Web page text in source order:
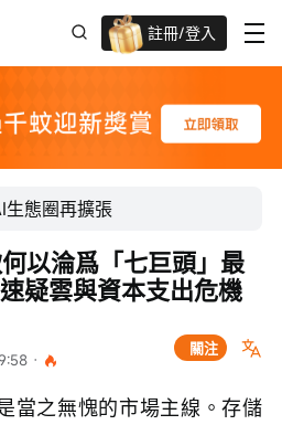
註冊/登入
生態圈再擴張
·
關注
何以淪爲「七巨頭」最
疑雲與資本支出危機
當之無愧的市場主線。存儲